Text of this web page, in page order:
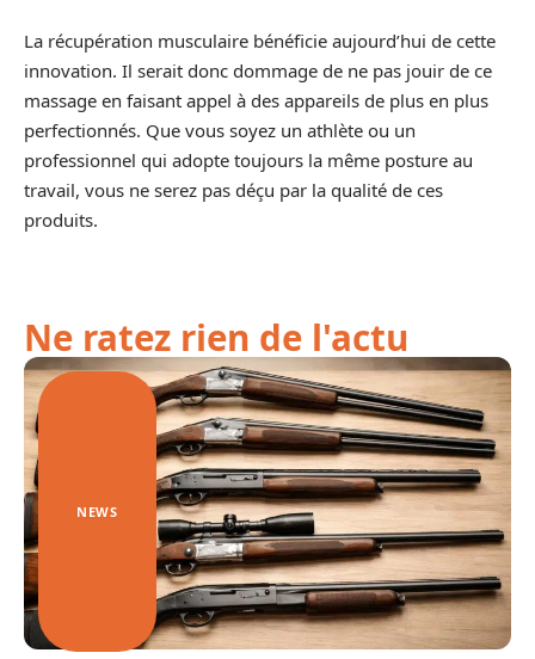
La récupération musculaire bénéficie aujourd’hui de cette
innovation. Il serait donc dommage de ne pas jouir de ce
massage en faisant appel à des appareils de plus en plus
perfectionnés. Que vous soyez un athlète ou un
professionnel qui adopte toujours la même posture au
travail, vous ne serez pas déçu par la qualité de ces
produits.
Ne ratez rien de l'actu
NEWS